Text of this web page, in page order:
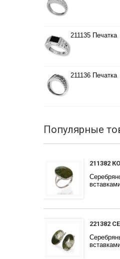
211135 Печатка
211136 Печатка
Популярные
211382
221382